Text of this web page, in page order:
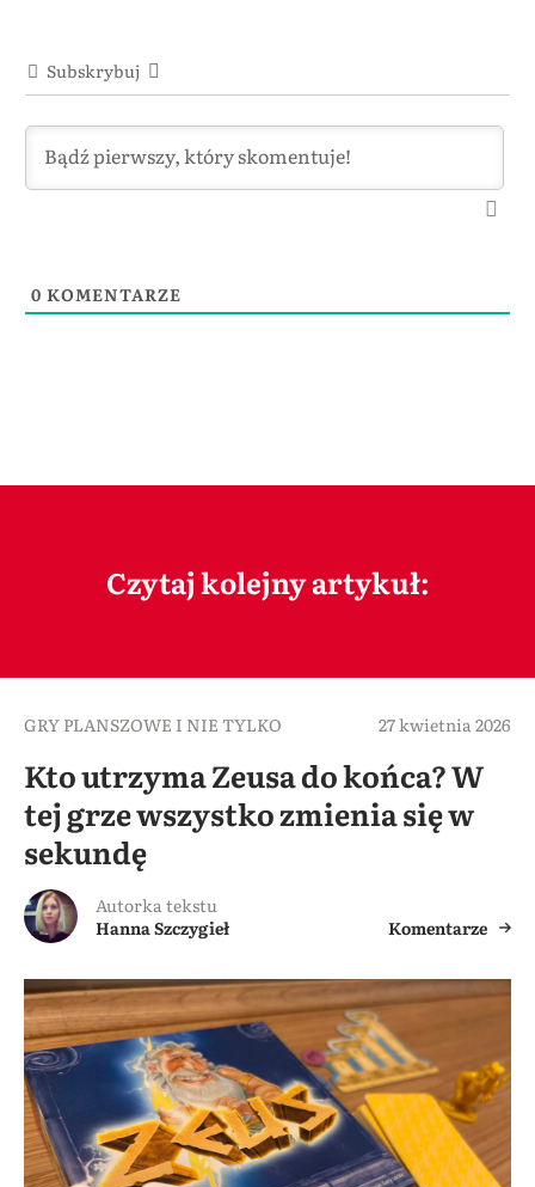
Subskrybuj
0 KOMENTARZE
Czytaj kolejny artykuł:
GRY PLANSZOWE I NIE TYLKO 27 kwietnia 2026
Kto utrzyma Zeusa do końca? W
tej grze wszystko zmienia się w
sekundę
Autorka tekstu
Hanna Szczygieł
Komentarze